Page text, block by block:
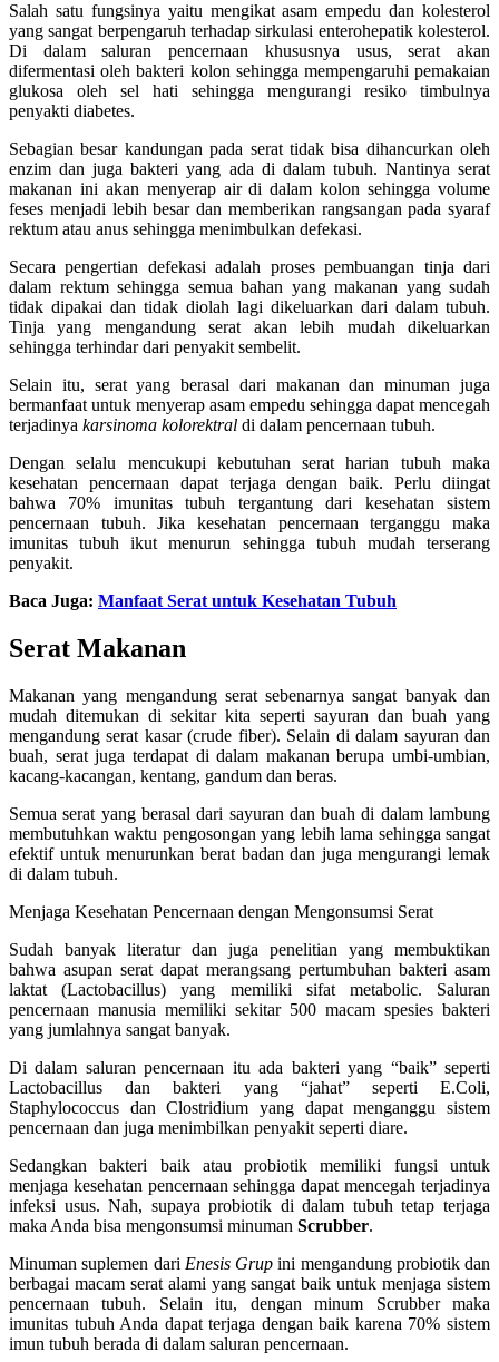
Salah satu fungsinya yaitu mengikat asam empedu dan kolesterol
yang sangat berpengaruh terhadap sirkulasi enterohepatik kolesterol.
Di dalam saluran pencernaan khususnya usus, serat akan
difermentasi oleh bakteri kolon sehingga mempengaruhi pemakaian
glukosa oleh sel hati sehingga mengurangi resiko timbulnya
penyakti diabetes.
Sebagian besar kandungan pada serat tidak bisa dihancurkan oleh
enzim dan juga bakteri yang ada di dalam tubuh. Nantinya serat
makanan ini akan menyerap air di dalam kolon sehingga volume
feses menjadi lebih besar dan memberikan rangsangan pada syaraf
rektum atau anus sehingga menimbulkan defekasi.
Secara pengertian defekasi adalah proses pembuangan tinja dari
dalam rektum sehingga semua bahan yang makanan yang sudah
tidak dipakai dan tidak diolah lagi dikeluarkan dari dalam tubuh.
Tinja yang mengandung serat akan lebih mudah dikeluarkan
sehingga terhindar dari penyakit sembelit.
Selain itu, serat yang berasal dari makanan dan minuman juga
bermanfaat untuk menyerap asam empedu sehingga dapat mencegah
terjadinya karsinoma kolorektral di dalam pencernaan tubuh.
Dengan selalu mencukupi kebutuhan serat harian tubuh maka
kesehatan pencernaan dapat terjaga dengan baik. Perlu diingat
bahwa 70% imunitas tubuh tergantung dari kesehatan sistem
pencernaan tubuh. Jika kesehatan pencernaan terganggu maka
imunitas tubuh ikut menurun sehingga tubuh mudah terserang
penyakit.
Baca Juga: Manfaat Serat untuk Kesehatan Tubuh
Serat Makanan
Makanan yang mengandung serat sebenarnya sangat banyak dan
mudah ditemukan di sekitar kita seperti sayuran dan buah yang
mengandung serat kasar (crude fiber). Selain di dalam sayuran dan
buah, serat juga terdapat di dalam makanan berupa umbi-umbian,
kacang-kacangan, kentang, gandum dan beras.
Semua serat yang berasal dari sayuran dan buah di dalam lambung
membutuhkan waktu pengosongan yang lebih lama sehingga sangat
efektif untuk menurunkan berat badan dan juga mengurangi lemak
di dalam tubuh.
Menjaga Kesehatan Pencernaan dengan Mengonsumsi Serat
Sudah banyak literatur dan juga penelitian yang membuktikan
bahwa asupan serat dapat merangsang pertumbuhan bakteri asam
laktat (Lactobacillus) yang memiliki sifat metabolic. Saluran
pencernaan manusia memiliki sekitar 500 macam spesies bakteri
yang jumlahnya sangat banyak.
Di dalam saluran pencernaan itu ada bakteri yang “baik” seperti
Lactobacillus dan bakteri yang “jahat” seperti E.Coli,
Staphylococcus dan Clostridium yang dapat menganggu sistem
pencernaan dan juga menimbilkan penyakit seperti diare.
Sedangkan bakteri baik atau probiotik memiliki fungsi untuk
menjaga kesehatan pencernaan sehingga dapat mencegah terjadinya
infeksi usus. Nah, supaya probiotik di dalam tubuh tetap terjaga
maka Anda bisa mengonsumsi minuman Scrubber.
Minuman suplemen dari Enesis Grup ini mengandung probiotik dan
berbagai macam serat alami yang sangat baik untuk menjaga sistem
pencernaan tubuh. Selain itu, dengan minum Scrubber maka
imunitas tubuh Anda dapat terjaga dengan baik karena 70% sistem
imun tubuh berada di dalam saluran pencernaan.